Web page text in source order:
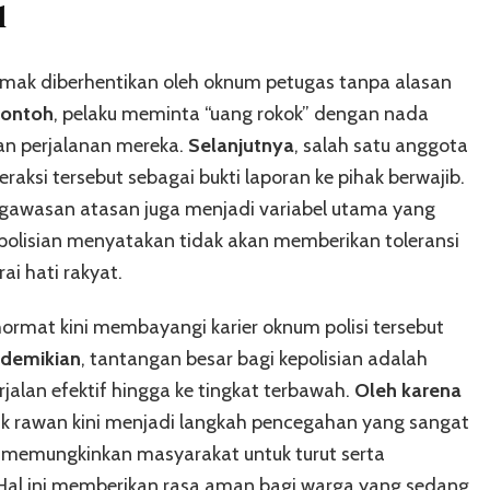
diberhentikan oleh oknum petugas tanpa alasan
, pelaku meminta “uang rokok” dengan nada
perjalanan mereka. Selanjutnya, salah satu anggota
tersebut sebagai bukti laporan ke pihak berwajib.
atasan juga menjadi variabel utama yang
menyatakan tidak akan memberikan toleransi
hati rakyat.
kini membayangi karier oknum polisi tersebut
, tantangan besar bagi kepolisian adalah
efektif hingga ke tingkat terbawah. Oleh karena
kini menjadi langkah pencegahan yang sangat
masyarakat untuk turut serta